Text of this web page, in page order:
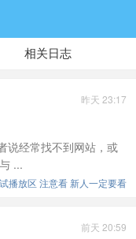
相关日志
昨天 23:17
说经常找不到网站，或
...
播放区 注意看 新人一定要看
前天 20:59